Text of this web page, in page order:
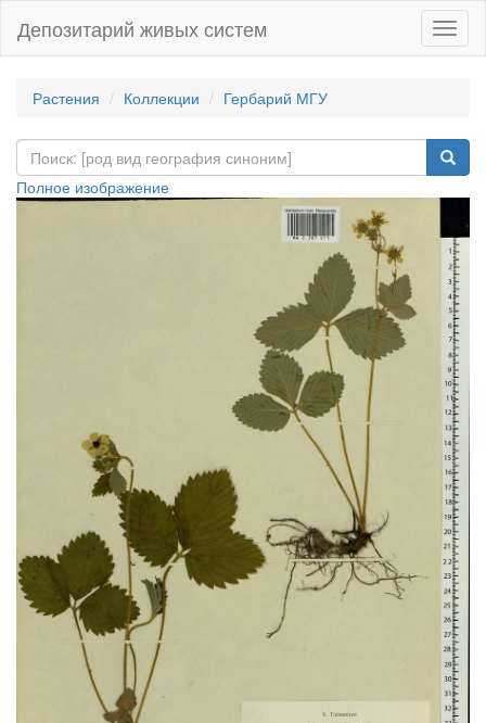
Депозитарий живых систем
Растения Коллекции Гербарий МГУ
Полное изображение